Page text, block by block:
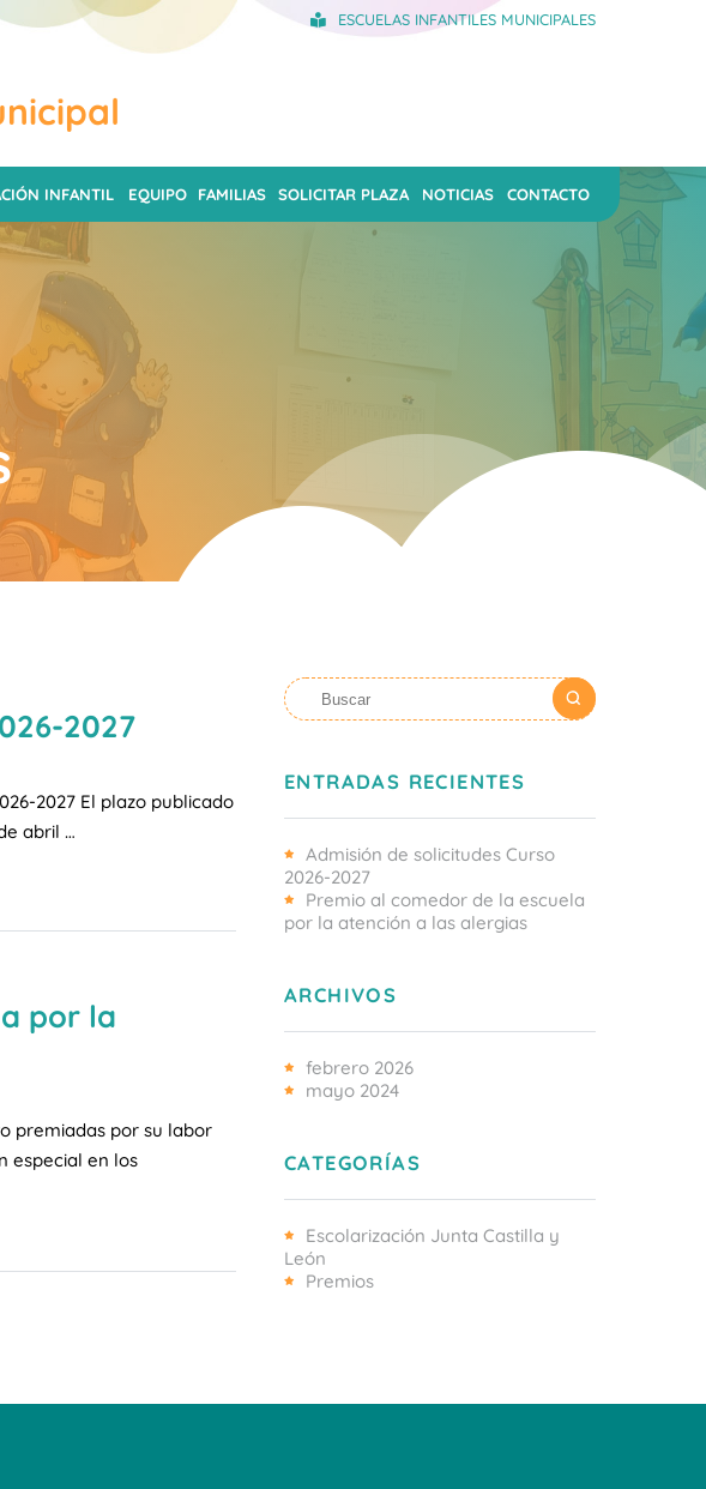
ESCUELAS INFANTILES MUNICIPALES
INFANTIL EQUIPO FAMILIAS SOLICITAR PLAZA NOTICIAS CONTACTO
2027
2027 El plazo publicado
abril …
por la
premiadas por su labor
especial en los
ENTRADAS RECIENTES
Admisión de solicitudes Curso
2026-2027
Premio al comedor de la escuela
por la atención a las alergias
ARCHIVOS
febrero 2026
mayo 2024
CATEGORÍAS
Escolarización Junta Castilla y
León
Premios